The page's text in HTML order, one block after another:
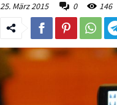
25. März 2015
0 146